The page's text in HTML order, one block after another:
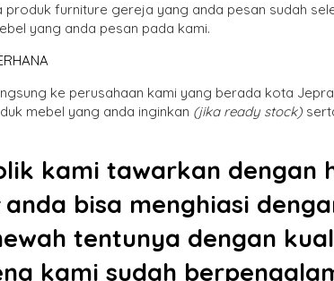
furniture gereja yang anda pesan sudah
yang anda pesan pada kami.
ke perusahaan kami yang berada kota Jepra
mebel yang anda inginkan (jika ready stock)
kami tawarkan dengan
anda bisa menghiasi
tentunya dengan
kami sudah